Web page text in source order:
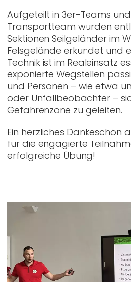
Aufgeteilt in 3er-Teams
Transportteam wurden
Sektionen Seilgeländer im
Felsgelände erkundet und
Technik ist im Realeinsatz
exponierte Wegstellen
und Personen – wie etwa
oder Unfallbeobachter –
Gefahrenzone zu geleiten.
Ein herzliches Dankeschön
für die engagierte
erfolgreiche Übung!